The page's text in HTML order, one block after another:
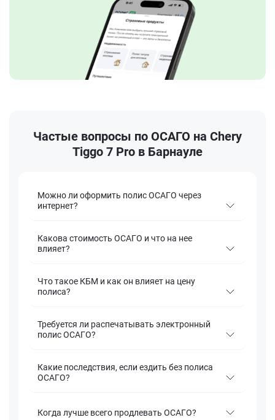
Частые вопросы по ОСАГО на Chery
Tiggo 7 Pro в Барнауле
Можно ли оформить полис ОСАГО через
интернет?
Какова стоимость ОСАГО и что на нее
влияет?
Что такое КБМ и как он влияет на цену
полиса?
Требуется ли распечатывать электронный
полис ОСАГО?
Какие последствия, если ездить без полиса
ОСАГО?
Когда лучше всего продлевать ОСАГО?